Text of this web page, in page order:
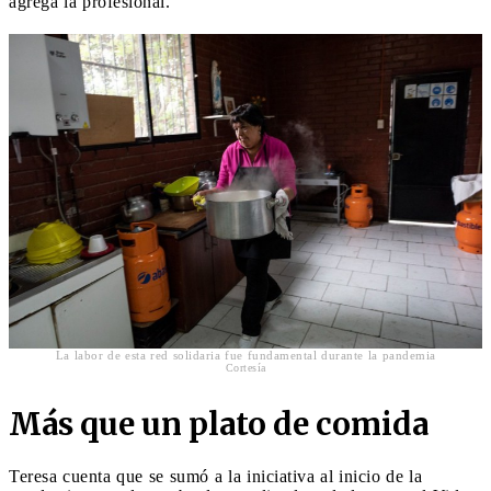
La labor de esta red solidaria fue fundamental durante la pandemia
Cortesía
Más que un plato de comida
Teresa cuenta que se sumó a la iniciativa al inicio de la